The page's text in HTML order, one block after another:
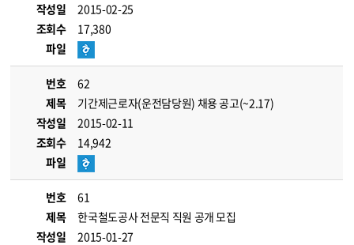
작성일
2015-02-25
조회수
17,380
파일
번호
62
제목
기간제근로자(운전담당원) 채용 공고(~2.17)
작성일
2015-02-11
조회수
14,942
파일
번호
61
제목
한국철도공사 전문직 직원 공개 모집
작성일
2015-01-27